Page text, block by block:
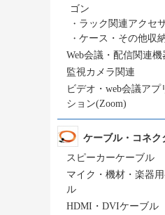
ゴン
・ ラック関連アクセ
・ ケース・その他収
Web会議・配信関連機
監視カメラ関連
ビデオ・web会議アプ
ション(Zoom)
ケーブル・コネク
スピーカーケーブル
マイク・機材・楽器
ル
HDMI・DVIケーブル